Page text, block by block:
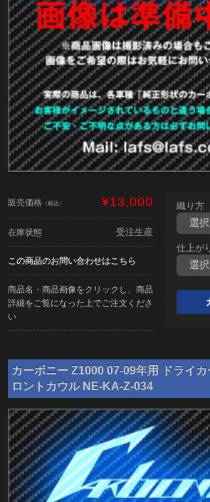
販売価格 （税込） ¥13,000
在庫状態 受注生産
この商品のお問い合わせはこちら
商品名・商品画像をクリックし、商品
詳細をご覧になった上でご注文くださ
い
織り方
仕上が
カーボニー Z1000 07-09年用 ドライ
ロントカウル NE-KA-Z-034